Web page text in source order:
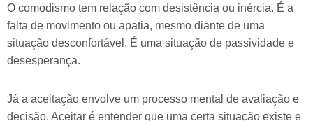
O comodismo tem relação com desistência ou inércia. É a
falta de movimento ou apatia, mesmo diante de uma
situação desconfortável. É uma situação de passividade e
desesperança.
Já a aceitação envolve um processo mental de avaliação e
decisão. Aceitar é entender que uma certa situação existe e